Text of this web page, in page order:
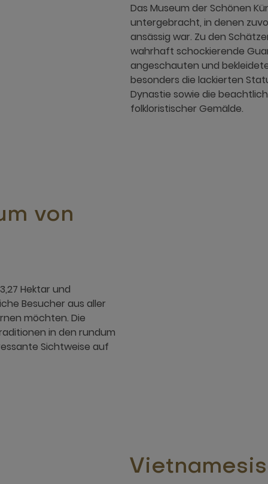
Das Museum der Schönen
untergebracht, in denen
ansässig war. Zu den
wahrhaft schockierende
angeschauten und
besonders die lackierten
Dynastie sowie die
folkloristischer Gemälde.
von
Hektar und
Besucher aus aller
möchten. Die
in den rundum
Sichtweise auf